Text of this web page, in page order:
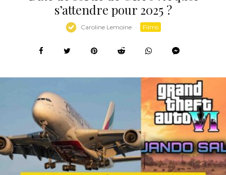
s’attendre pour 2025 ?
Caroline Lemoine · Films